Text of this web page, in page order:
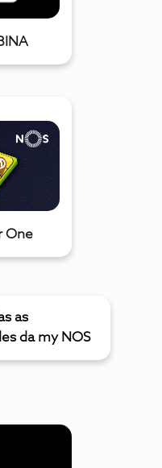
One
as
da my NOS